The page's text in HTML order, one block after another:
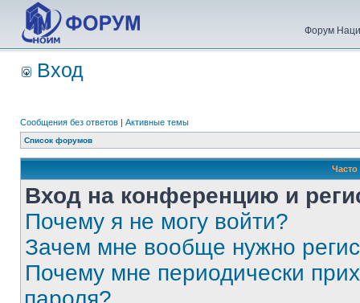
Форум
Вход
Сообщения без ответов | Активные темы
Список форумов
Вход на конференцию и
Почему я не могу войти?
Зачем мне вообще нужно
Почему мне периодически